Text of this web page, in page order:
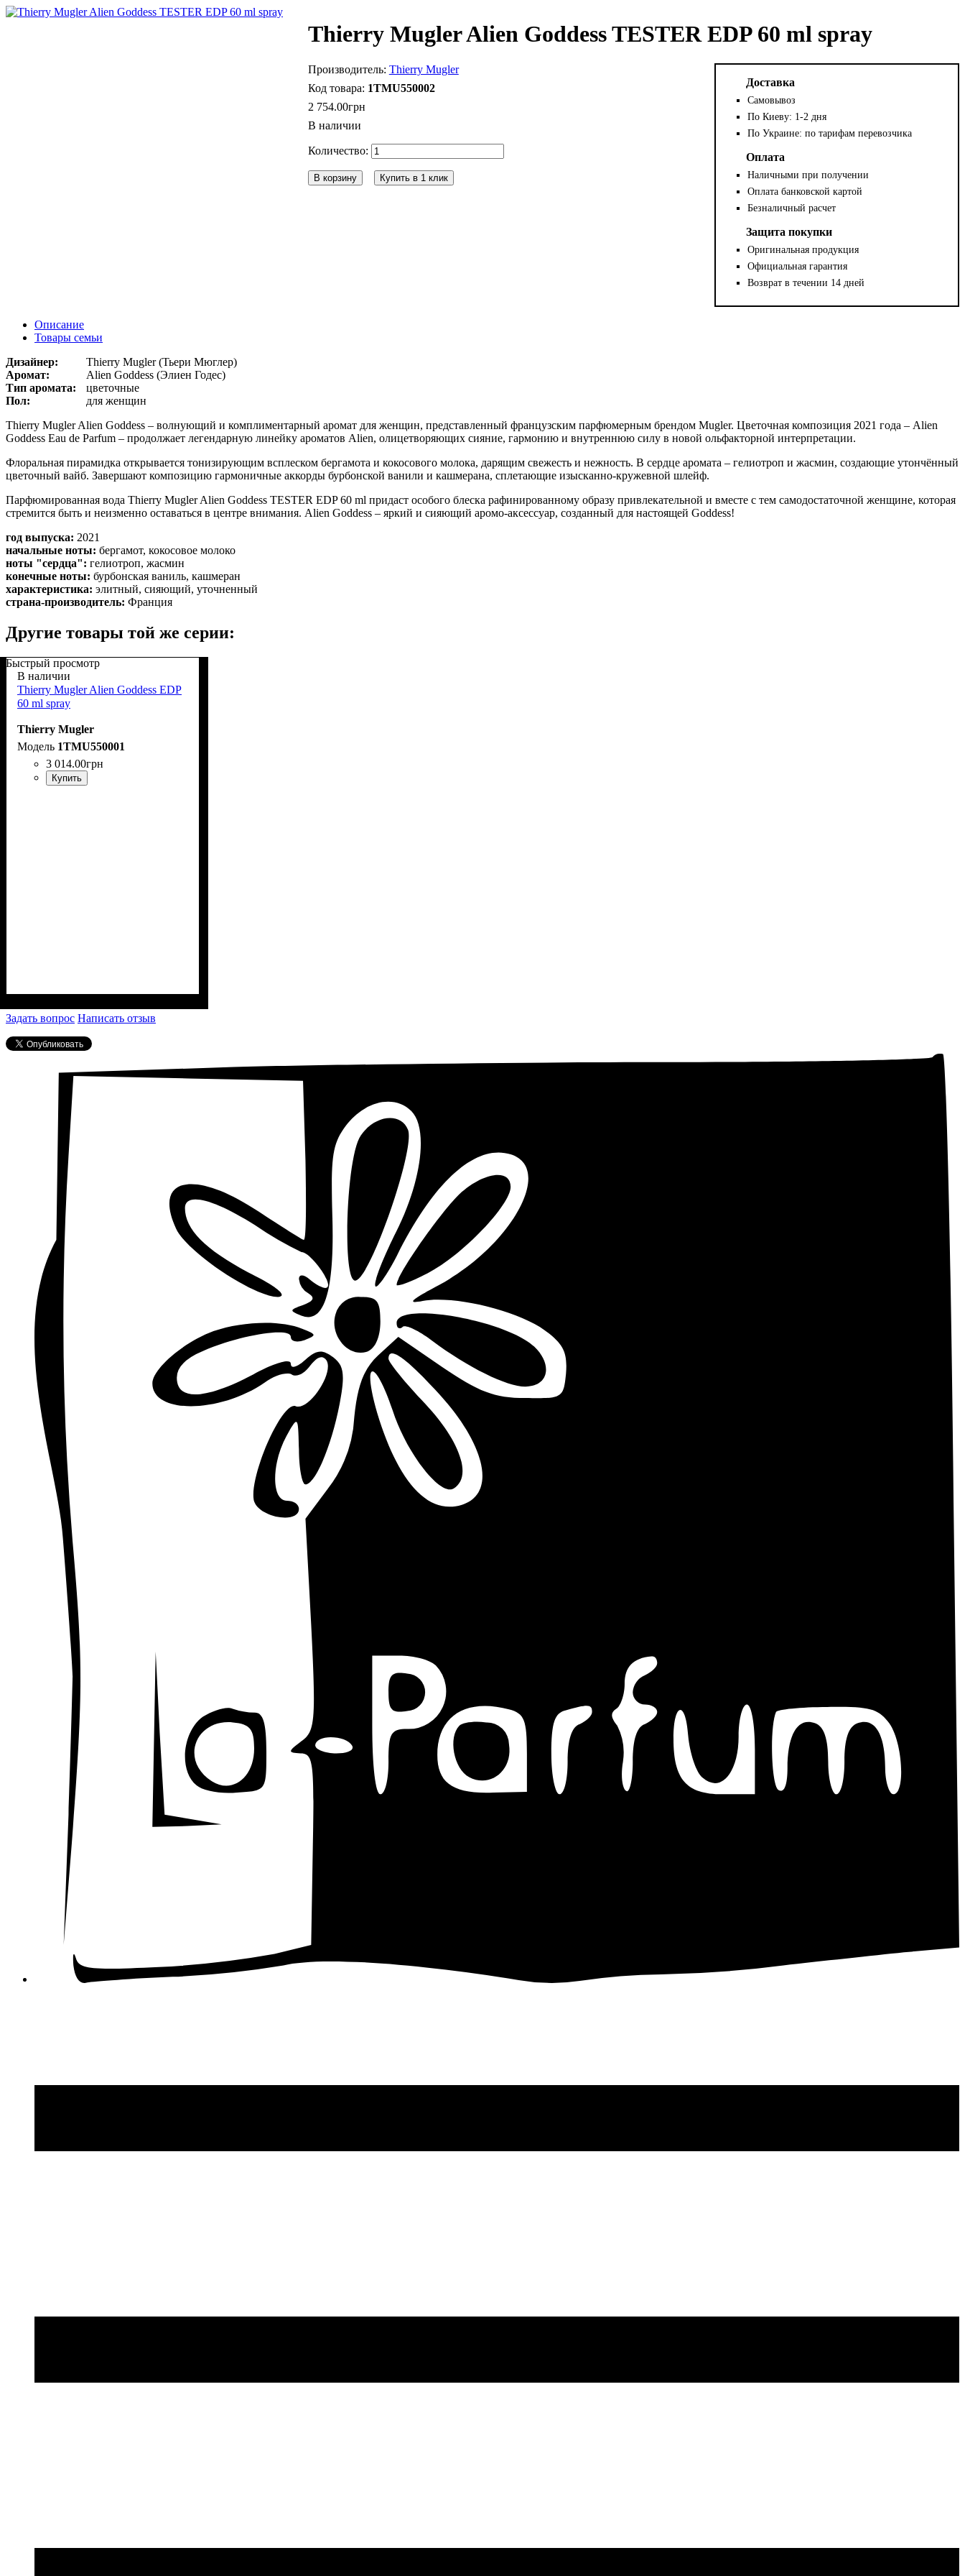
Thierry Mugler Alien Goddess TESTER EDP 60 ml spray
Thierry Mugler
1TMU550002
2 754.00грн
В наличии
В корзину Купить в 1 клик
Доставка
Самовывоз
По Киеву: 1-2 дня
По Украине: по тарифам перевозчика
Оплата
Наличными при получении
Оплата банковской картой
Безналичный расчет
Защита покупки
Оригинальная продукция
Официальная гарантия
Возврат в течении 14 дней
Описание
Товары семьи
Дизайнер:
Thierry Mugler (Тьери Мюглер)
Аромат:
Alien Goddess (Элиен Годес)
Тип аромата:
цветочные
Пол:
для женщин
Thierry Mugler Alien Goddess – волнующий и комплиментарный аромат для женщин, представленный французским парфюмерным брендом Mugler. Цветочная композиция 2021 года – Alien
Goddess Eau de Parfum – продолжает легендарную линейку ароматов Alien, олицетворяющих сияние, гармонию и внутреннюю силу в новой ольфакторной интерпретации.
Флоральная пирамидка открывается тонизирующим всплеском бергамота и кокосового молока, дарящим свежесть и нежность. В сердце аромата – гелиотроп и жасмин, создающие утончённый
цветочный вайб. Завершают композицию гармоничные аккорды бурбонской ванили и кашмерана, сплетающие изысканно-кружевной шлейф.
Парфюмированная вода Thierry Mugler Alien Goddess TESTER EDP 60 ml придаст особого блеска рафинированному образу привлекательной и вместе с тем самодостаточной женщине, которая
стремится быть и неизменно оставаться в центре внимания. Alien Goddess – яркий и сияющий аромо-аксессуар, созданный для настоящей Goddess!
год выпуска: 2021
начальные ноты: бергамот, кокосовое молоко
ноты "сердца": гелиотроп, жасмин
конечные ноты: бурбонская ваниль, кашмеран
характеристика: элитный, сияющий, уточненный
страна-производитель: Франция
Другие товары той же серии:
Быстрый просмотр
В наличии
Thierry Mugler Alien Goddess EDP
60 ml spray
Thierry Mugler
1TMU550001
3 014.00грн
Купить
Задать вопрос Написать отзыв